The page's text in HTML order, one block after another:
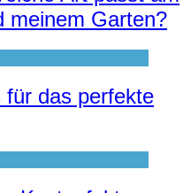
meinem Garten?
für das perfekte